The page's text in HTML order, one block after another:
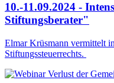
10.-11.09.2024 -
Stiftungsberater"
Elmar Krüsmann vermittelt
Stiftungssteuerrechts.